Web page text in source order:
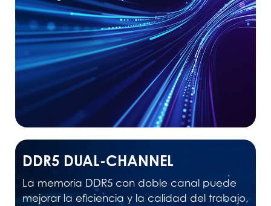
DDR5 DUAL-CHANNEL
La memoria DDR5 con doble canal puede
mejorar la eficiencia y la calidad del trabajo,